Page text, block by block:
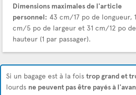
Dimensions maximales de l'article
personnel: 43 cm/17 po de longueur,
cm/5 po de largeur et 31 cm/12 po de
hauteur (1 par passager).
Si un bagage est à la fois trop grand et
lourds ne peuvent pas être payés à